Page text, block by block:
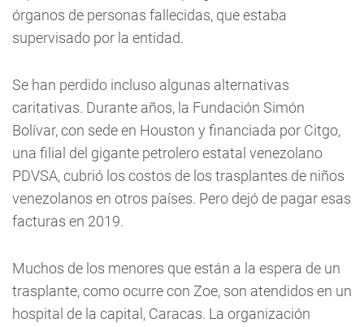
órganos de personas fallecidas, que estaba
supervisado por la entidad.
Se han perdido incluso algunas alternativas
caritativas. Durante años, la Fundación Simón
Bolívar, con sede en Houston y financiada por Citgo,
una filial del gigante petrolero estatal venezolano
PDVSA, cubrió los costos de los trasplantes de niños
venezolanos en otros países. Pero dejó de pagar esas
facturas en 2019.
Muchos de los menores que están a la espera de un
trasplante, como ocurre con Zoe, son atendidos en un
hospital de la capital, Caracas. La organización